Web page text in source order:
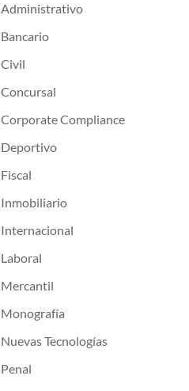
Administrativo
Bancario
Civil
Concursal
Corporate Compliance
Deportivo
Fiscal
Inmobiliario
Internacional
Laboral
Mercantil
Monografía
Nuevas Tecnologías
Penal